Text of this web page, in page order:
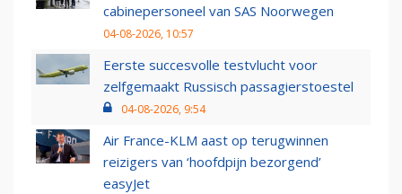
cabinepersoneel van SAS Noorwegen
04-08-2026, 10:57
Eerste succesvolle testvlucht voor
zelfgemaakt Russisch passagierstoestel
04-08-2026, 9:54
Air France-KLM aast op terugwinnen
reizigers van ‘hoofdpijn bezorgend’
easyJet